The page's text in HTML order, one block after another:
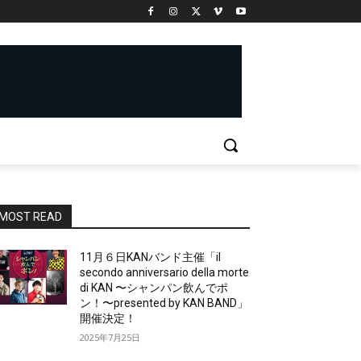
READ
11月６日KANバンド主催「il
secondo anniversario della morte
di KAN 〜シャンパン飲んでポ
ン！〜presented by KAN BAND」
開催決定！
2025年7月25日